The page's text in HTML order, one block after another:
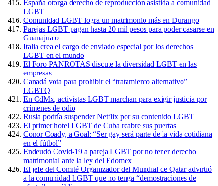
España otorga derecho de reproducción asistida a comunidad
LGBT
Comunidad LGBT logra un matrimonio más en Durango
Parejas LGBT pagan hasta 20 mil pesos para poder casarse en
Guanajuato
Italia crea el cargo de enviado especial por los derechos
LGBT en el mundo
El Foro PANROTAS discute la diversidad LGBT en las
empresas
Canadá vota para prohibir el “tratamiento alternativo”
LGBTQ
En CdMx, activistas LGBT marchan para exigir justicia por
crímenes de odio
Rusia podría suspender Netflix por su contenido LGBT
El primer hotel LGBT de Cuba reabre sus puertas
Conor Coady, a Goal: “Ser gay será parte de la vida cotidiana
en el fútbol”
Endeudó Covid-19 a pareja LGBT por no tener derecho
matrimonial ante la ley del Edomex
El jefe del Comité Organizador del Mundial de Qatar advirtió
a la comunidad LGBT que no tenga “demostraciones de